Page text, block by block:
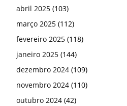
abril 2025 (103)
março 2025 (112)
fevereiro 2025 (118)
janeiro 2025 (144)
dezembro 2024 (109)
novembro 2024 (110)
outubro 2024 (42)